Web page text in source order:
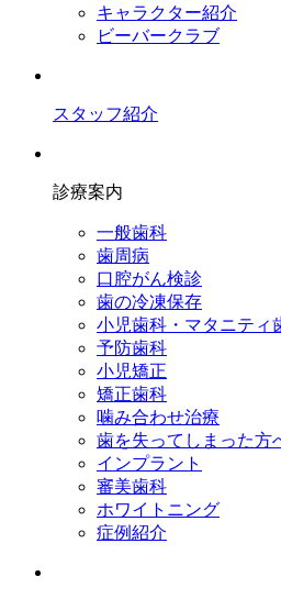
キャラクター紹介
ビーバークラブ
スタッフ紹介
診療案内
一般歯科
歯周病
口腔がん検診
歯の冷凍保存
小児歯科・マタニティ
予防歯科
小児矯正
矯正歯科
噛み合わせ治療
歯を失ってしまった方
インプラント
審美歯科
ホワイトニング
症例紹介